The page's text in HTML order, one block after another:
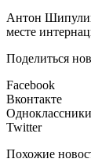
Антон
месте
Поделиться
Facebook
Вконтакте
Одноклассники
Twitter
Похожие